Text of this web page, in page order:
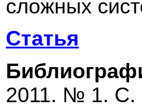
сложных
Статья
2011. № 1. С.